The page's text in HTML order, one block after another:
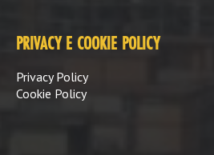
PRIVACY E COOKIE POLICY
Privacy Policy
Cookie Policy